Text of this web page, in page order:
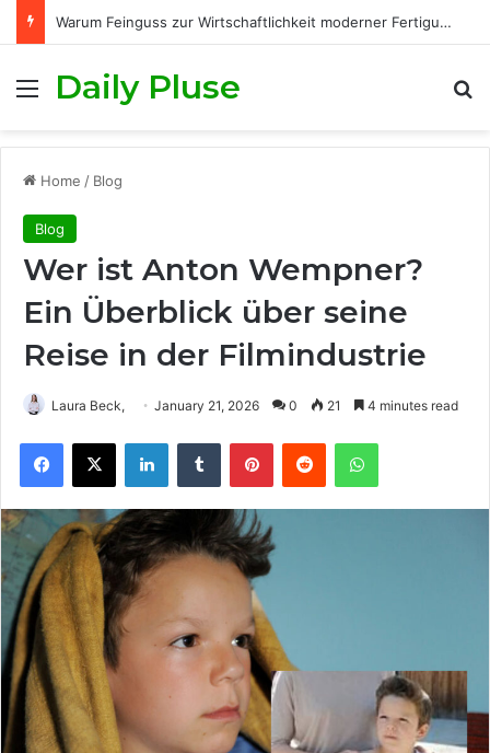
Warum Feinguss zur Wirtschaftlichkeit moderner Fertigungsprozesse beiträgt
Menu
Daily Pluse
Home / Blog
Blog
Wer ist Anton Wempner?
Ein Überblick über seine
Reise in der Filmindustrie
Laura Beck, January 21, 2026 0 21 4 minutes read